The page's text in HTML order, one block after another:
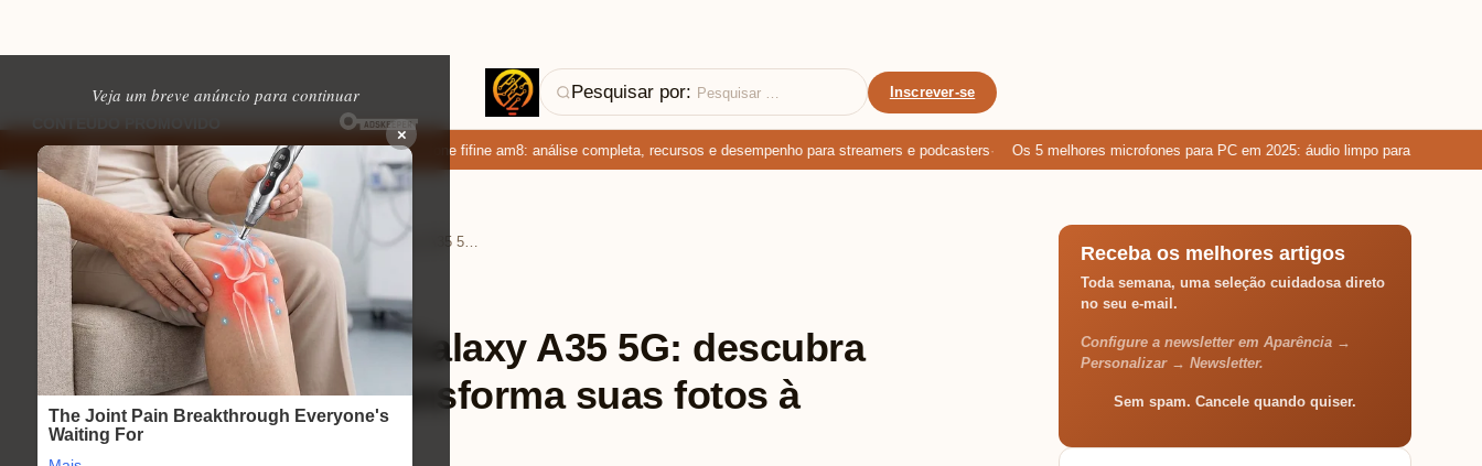
Veja um breve anúncio para continuar
×
Pesquisar por: Inscrever-se
EM ALTA
apps de namoro que permitem enviar fotos e vídeos Microfone fifine am8: análise completa, recursos e desempenho para streamers e podcasters Os 5 melhores microfones para PC em 2025: áudio limpo para games,
Home › Eletrônicos ›
Eletrônicos ⏱ 1 min de leitura
Review Samsung Galaxy A35 5G: descubra
como a câmera transforma suas fotos à
noite
Receba os melhores artigos
Toda semana, uma seleção cuidadosa direto
no seu e-mail.
Configure a newsletter em Aparência →
Personalizar → Newsletter.
Sem spam. Cancele quando quiser.